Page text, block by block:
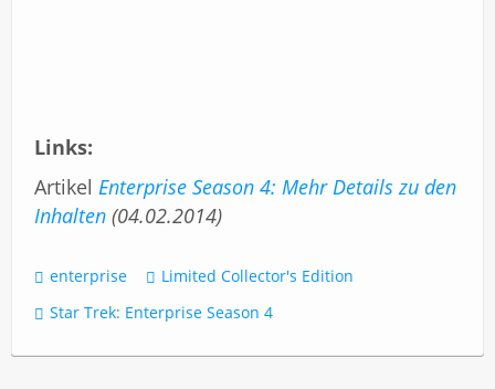
Links:
Artikel Enterprise Season 4: Mehr Details zu den
Inhalten (04.02.2014)
enterprise
Limited Collector's Edition
Star Trek: Enterprise Season 4